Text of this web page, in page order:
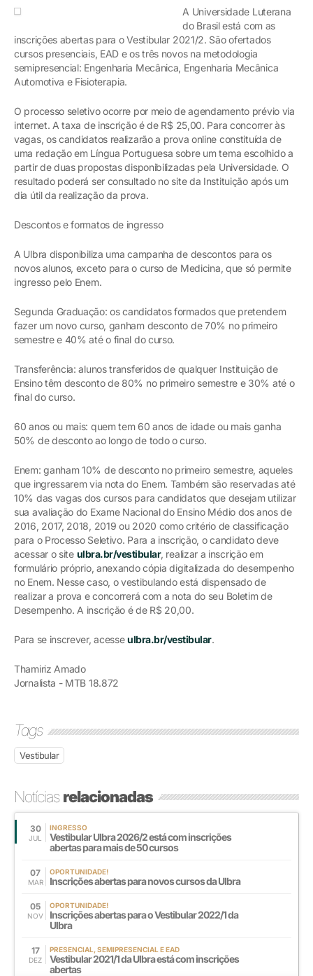
A Universidade Luterana
do Brasil está com as
inscrições abertas para o Vestibular 2021/2. São ofertados
cursos presenciais, EAD e os três novos na metodologia
semipresencial: Engenharia Mecânica, Engenharia Mecânica
Automotiva e Fisioterapia.
O processo seletivo ocorre por meio de agendamento prévio via
internet. A taxa de inscrição é de R$ 25,00. Para concorrer às
vagas, os candidatos realizarão a prova online constituída de
uma redação em Língua Portuguesa sobre um tema escolhido a
partir de duas propostas disponibilizadas pela Universidade. O
resultado poderá ser consultado no site da Instituição após um
dia útil da realização da prova.
Descontos e formatos de ingresso
A Ulbra disponibiliza uma campanha de descontos para os
novos alunos, exceto para o curso de Medicina, que só permite
ingresso pelo Enem.
Segunda Graduação: os candidatos formados que pretendem
fazer um novo curso, ganham desconto de 70% no primeiro
semestre e 40% até o final do curso.
Transferência: alunos transferidos de qualquer Instituição de
Ensino têm desconto de 80% no primeiro semestre e 30% até o
final do curso.
60 anos ou mais: quem tem 60 anos de idade ou mais ganha
50% de desconto ao longo de todo o curso.
Enem: ganham 10% de desconto no primeiro semestre, aqueles
que ingressarem via nota do Enem. Também são reservadas até
10% das vagas dos cursos para candidatos que desejam utilizar
sua avaliação do Exame Nacional do Ensino Médio dos anos de
2016, 2017, 2018, 2019 ou 2020 como critério de classificação
para o Processo Seletivo. Para a inscrição, o candidato deve
acessar o site ulbra.br/vestibular, realizar a inscrição em
formulário próprio, anexando cópia digitalizada do desempenho
no Enem. Nesse caso, o vestibulando está dispensado de
realizar a prova e concorrerá com a nota do seu Boletim de
Desempenho. A inscrição é de R$ 20,00.
Para se inscrever, acesseulbra.br/vestibular.
Thamiriz Amado
Jornalista - MTB 18.872
Tags
Vestibular
Notíciasrelacionadas
30
JUL
INGRESSO
Vestibular Ulbra 2026/2 está com inscrições
abertas para mais de 50 cursos
07
MAR
OPORTUNIDADE!
Inscrições abertas para novos cursos da Ulbra
05
NOV
OPORTUNIDADE!
Inscrições abertas para o Vestibular 2022/1 da
Ulbra
17
DEZ
PRESENCIAL, SEMIPRESENCIAL E EAD
Vestibular 2021/1 da Ulbra está com inscrições
abertas